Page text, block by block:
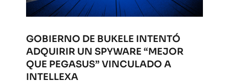
GOBIERNO DE BUKELE INTENTÓ
ADQUIRIR UN SPYWARE “MEJOR
QUE PEGASUS” VINCULADO A
INTELLEXA